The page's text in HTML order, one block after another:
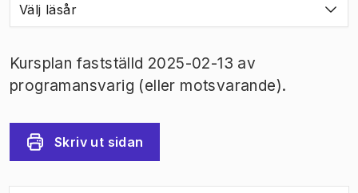
Välj läsår
Kursplan fastställd 2025-02-13 av
programansvarig (eller motsvarande).
Skriv ut sidan